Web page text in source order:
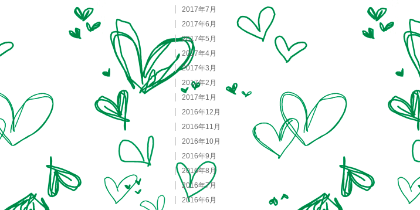
2017年7月
2017年6月
2017年5月
2017年4月
2017年3月
2017年2月
2017年1月
2016年12月
2016年11月
2016年10月
2016年9月
2016年8月
2016年7月
2016年6月